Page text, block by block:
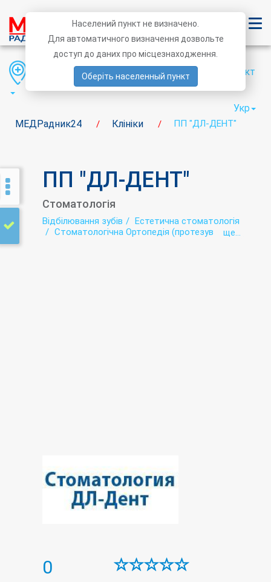
МЕДРадник24 / Клініки / ПП "ДЛ-ДЕНТ"
Область Район Населений пункт
Укр
ПП "ДЛ-ДЕНТ"
Стоматологія
Відбілювання зубів
Естетична стоматологія
Стоматологічна Ортопедія (протезування)
ще...
0
Населений пункт не визначено.
Для автоматичного визначення дозвольте
доступ до даних про місцезнаходження.
Оберіть населенный пункт